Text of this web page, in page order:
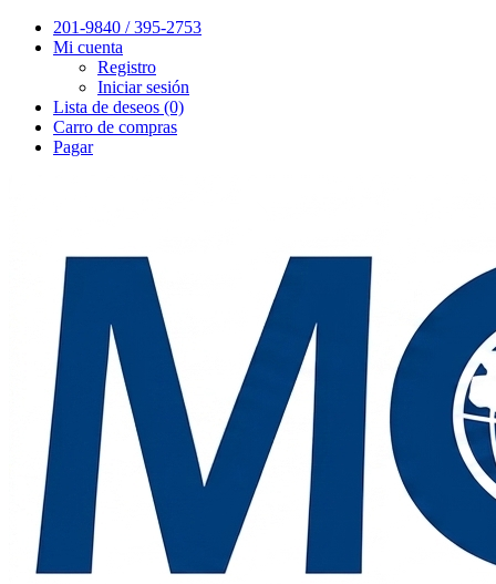
201-9840 / 395-2753
Mi cuenta
Registro
Iniciar sesión
Lista de deseos (0)
Carro de compras
Pagar